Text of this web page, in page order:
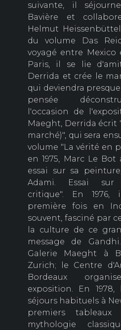
suivante, il
Bavière et
Helmut
du volume Das
voyagé entre Mexico
Paris, il se lie
Derrida et crée le
qui deviendra
pensée
l'occasion de
Maeght, Derrida écrit
marché)", qui sera
volume "La vérité en
en 1975, Marc Le
essai sur sa
Adami. Essai
critique". En
première fois en
souvent, fasciné par
la culture de ce
message de
Galerie Maeght à
Zurich; le Centre
Bordeaux
exposition. En
séjours habituels à
premiers
mythologie